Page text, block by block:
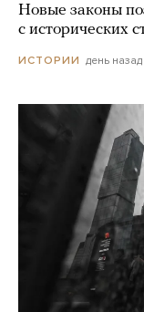
Новые законы
с исторических
ИСТОРИИ день назад